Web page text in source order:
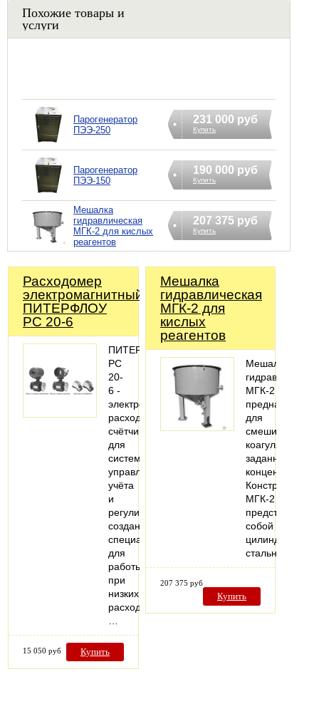
Похожие товары и
услуги
Парогенератор
ПЭЭ-250
231 000 руб
Купить
Парогенератор
ПЭЭ-150
190 000 руб
Купить
Мешалка
гидравлическая
МГК-2 для кислых
реагентов
207 375 руб
Купить
Расходомер
электромагнитный
ПИТЕРФЛОУ
РС 20-6
ПИТЕРФЛОУ
РС
20-
6 -
электромагнитный
расходомер-
счётчик
для
систем
управления,
учёта
и
регулирования,
созданный
специально
для
работы
при
низких
расходах.
15 050 руб Купить
Мешалка
гидравлическая
МГК-2 для
кислых
реагентов
Мешалка
гидравлическая
МГК-2
предназначена
для
смешивания
коагулянтов
заданной
концентрации.
Конструктивно
МГК-2
представляет
собой
стальной…
207 375 руб
Купить